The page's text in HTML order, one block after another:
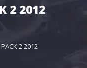
2 2012
2 2012